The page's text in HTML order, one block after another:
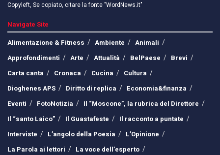
Copyleft, Se copiato, citare la fonte "WordNews.it"
Navigate Site
Alimentazione & Fitness
Ambiente
Animali
Approfondimenti
Arte Attualità BelPaese
Brevi
Carta canta
Cronaca Cucina
Cultura
Dioghenes APS
Diritto di replica
Economia&finanza
Eventi
FotoNotizia
Il “Moscone”, la rubrica del Direttore
Il “santo Laico”
Il Guastafeste
Il racconto a puntate
Interviste
L’angolo della Poesia
L’Opinione
La Parola ai lettori
La voce dell’esperto